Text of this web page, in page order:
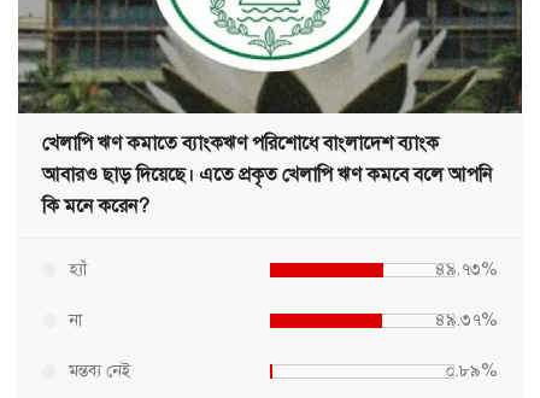
খেলাপি ঋণ কমাতে ব্যাংকঋণ পরিশোধে বাংলাদেশ ব্যাংক
আবারও ছাড় দিয়েছে। এতে প্রকৃত খেলাপি ঋণ কমবে বলে আপনি
কি মনে করেন?
হ্যাঁ ৪৯.৭৩%
না ৪৯.৩৭%
মন্তব্য নেই ০.৮৯%